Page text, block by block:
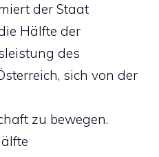
der Staat
Hälfte der
des
sich von der
zu bewegen.